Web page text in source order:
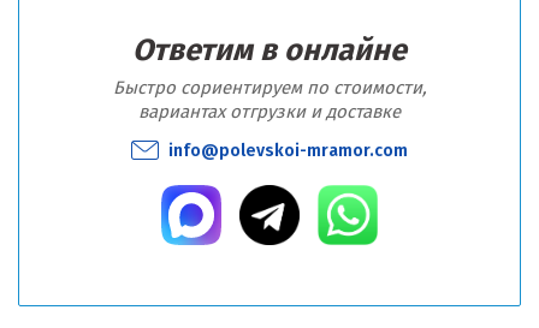
Ответим в онлайне
Быстро сориентируем по стоимости,
вариантах отгрузки и доставке
info@polevskoi-mramor.com